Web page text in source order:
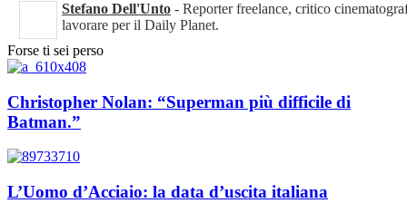
Stefano Dell'Unto - Reporter freelance, critico
lavorare per il Daily Planet.
Forse ti sei perso
Christopher Nolan: “Superman più difficile di
Batman.”
L’Uomo d’Acciaio: la data d’uscita italiana